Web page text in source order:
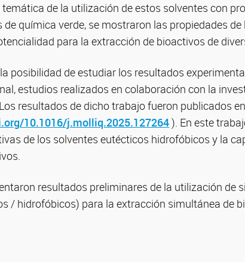
de la utilización de estos solventes con
química verde, se mostraron las propiedades
para la extracción de bioactivos de
posibilidad de estudiar los resultados
estudios realizados en colaboración con la
resultados de dicho trabajo fueron publicados
10.1016/j.molliq.2025.127264). En este
de los solventes eutécticos hidrofóbicos y la
resultados preliminares de la utilización de
/ hidrofóbicos) para la extracción simultánea de